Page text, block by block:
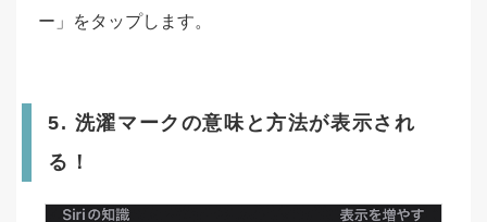
ー」をタップします。
5. 洗濯マークの意味と方法が表示され
る！